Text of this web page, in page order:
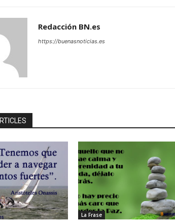
Redacción BN.es
https://buenasnoticias.es
La Frase